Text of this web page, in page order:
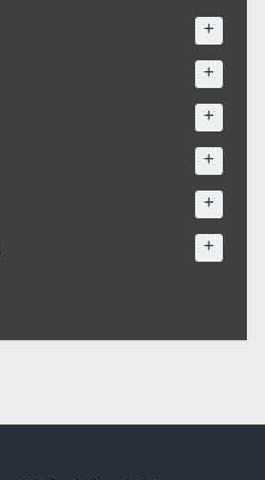
+
+
+
+
+
+